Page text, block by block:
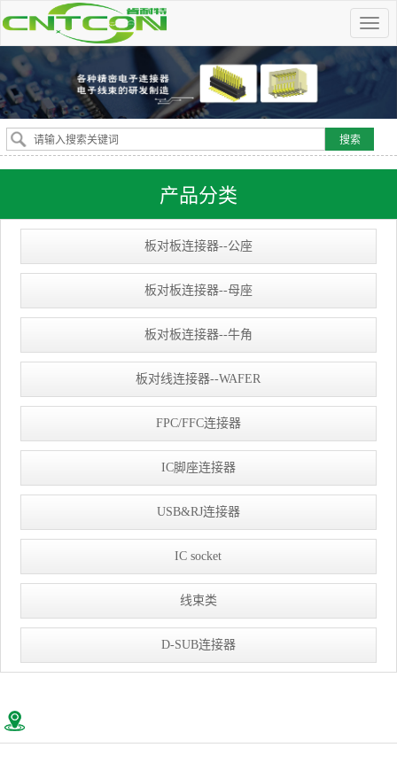
产品分类
板对板连接器--公座
板对板连接器--母座
板对板连接器--牛角
板对线连接器--WAFER
FPC/FFC连接器
IC脚座连接器
USB&RJ连接器
IC socket
线束类
D-SUB连接器